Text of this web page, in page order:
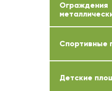
Ограждения
Спортивные
Детские